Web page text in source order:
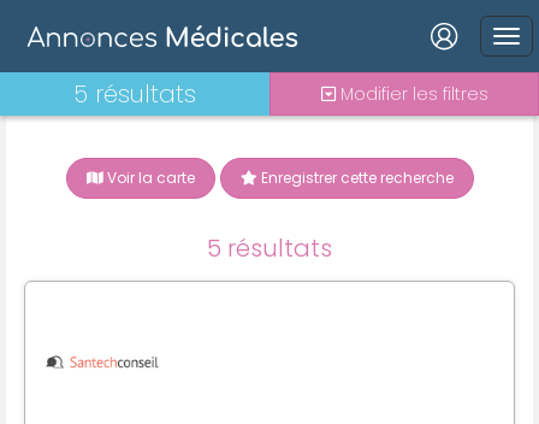
Connexion
Connexion
5 résultats Modifier les filtres
Voir la carte Enregistrer cette recherche
5 résultats